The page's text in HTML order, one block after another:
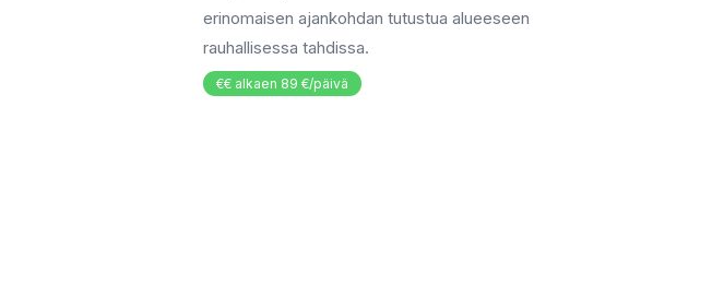
erinomaisen ajankohdan tutustua alueeseen
rauhallisessa tahdissa.
€€ alkaen 89 €/päivä